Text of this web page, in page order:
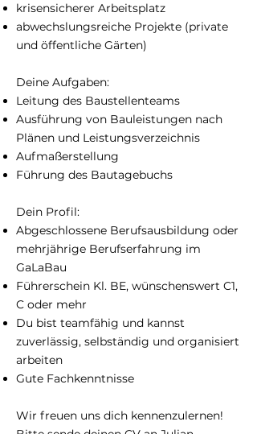
krisensicherer Arbeitsplatz
abwechslungsreiche Projekte (private
und öffentliche Gärten)
Deine Aufgaben:
Leitung des Baustellenteams
Ausführung von Bauleistungen nach
Plänen und Leistungsverzeichnis
Aufmaßerstellung
Führung des Bautagebuchs
Dein Profil:
Abgeschlossene Berufsausbildung oder
mehrjährige Berufserfahrung im
GaLaBau
Führerschein Kl. BE, wünschenswert C1,
C oder mehr
Du bist teamfähig und kannst
zuverlässig, selbständig und organisiert
arbeiten
Gute Fachkenntnisse
Wir freuen uns dich kennenzulernen!